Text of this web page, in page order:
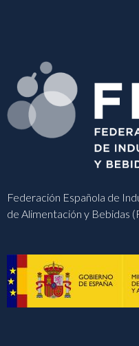
Federación Española de
de Alimentación y Bebidas